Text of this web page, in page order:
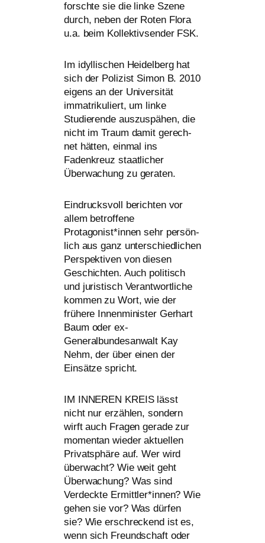
forsch­te sie die lin­ke Szene
durch, neben der Roten Flora
u.a. beim Kollektivsender FSK.
Im idyl­li­schen Heidelberg hat
sich der Polizist Simon B. 2010
eigens an der Universität
imma­tri­ku­liert, um lin­ke
Studierende aus­zu­spä­hen, die
nicht im Traum damit gerech­
net hät­ten, ein­mal ins
Fadenkreuz staat­li­cher
Überwachung zu geraten.
Eindrucksvoll berich­ten vor
allem betrof­fe­ne
Protagonist*innen sehr per­sön­
lich aus ganz unter­schied­li­chen
Perspektiven von die­sen
Geschichten. Auch poli­tisch
und juris­tisch Verantwortliche
kom­men zu Wort, wie der
frühere Innenminister Gerhart
Baum oder ex-
Generalbundesanwalt Kay
Nehm, der über einen der
Einsätze spricht.
IM INNEREN KREISlässt
nicht nur erzäh­len, son­dern
wirft auch Fragen gera­de zur
momen­tan wie­der aktu­el­len
Privatsphäre auf. Wer wird
überwacht? Wie weit geht
Überwachung? Was sind
Verdeckte Ermittler*innen? Wie
gehen sie vor? Was dür­fen
sie? Wie erschre­ckend ist es,
wenn sich Freundschaft oder